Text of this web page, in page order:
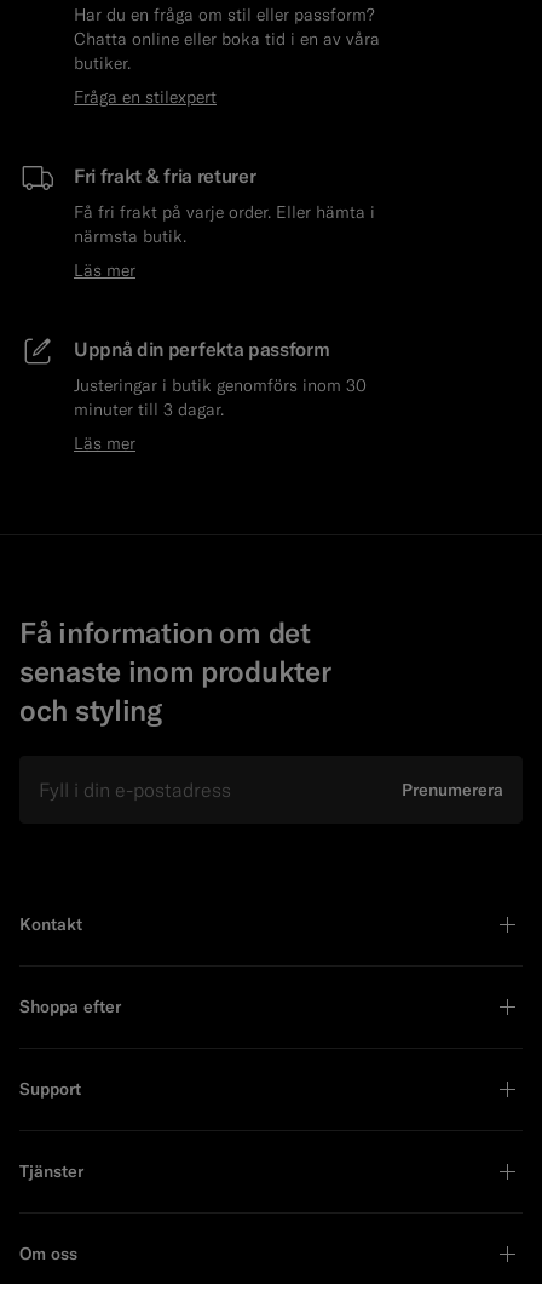
Har du en fråga om stil eller passform?
Chatta online eller boka tid i en av våra
butiker.
Fråga en stilexpert
Fri frakt & fria returer
Få fri frakt på varje order. Eller hämta i
närmsta butik.
Läs mer
Uppnå din perfekta passform
Justeringar i butik genomförs inom 30
minuter till 3 dagar.
Läs mer
Få information om det
senaste inom produkter
och styling
Prenumerera
Kontakt
Shoppa efter
Support
Tjänster
Om oss